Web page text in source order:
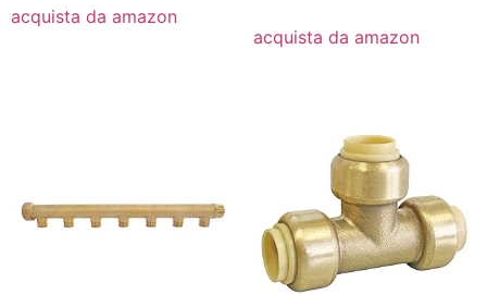
acquista da amazon
acquista da amazon